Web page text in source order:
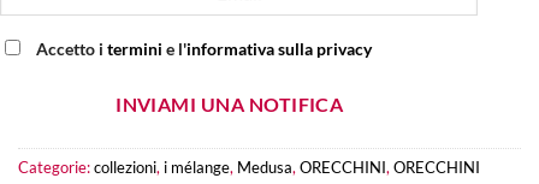
Accetto i termini e l'informativa sulla privacy
INVIAMI UNA NOTIFICA
Categorie:collezioni, i mélange, Medusa, ORECCHINI, ORECCHINI